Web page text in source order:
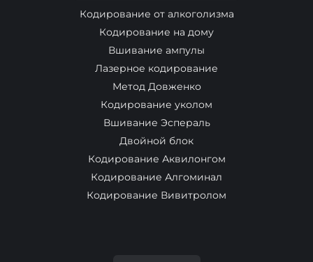
Кодирование от алкоголизма
Кодирование на дому
Вшивание ампулы
Лазерное кодирование
Метод Довженко
Кодирование уколом
Вшивание Эспераль
Двойной блок
Кодирование Аквилонгом
Кодирование Алгоминал
Кодирование Вивитролом